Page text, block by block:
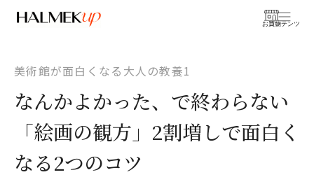
お買物
コンテンツ
美術館が面白くなる大人の教養1
なんかよかった、で終わらない
「絵画の観方」2割増しで面白く
なる2つのコツ